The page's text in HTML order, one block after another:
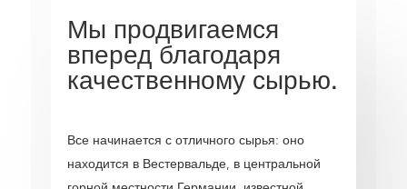
Мы продвигаемся
вперед благодаря
качественному сырью.
Все начинается с отличного сырья: оно
находится в Вестервальде, в центральной